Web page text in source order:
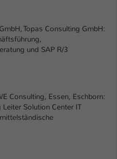
Topas Consulting GmbH:
und SAP R/3
Consulting, Essen, Eschborn:
Solution Center IT
teilt der Webseite mit, ob
im Typo3-Backend